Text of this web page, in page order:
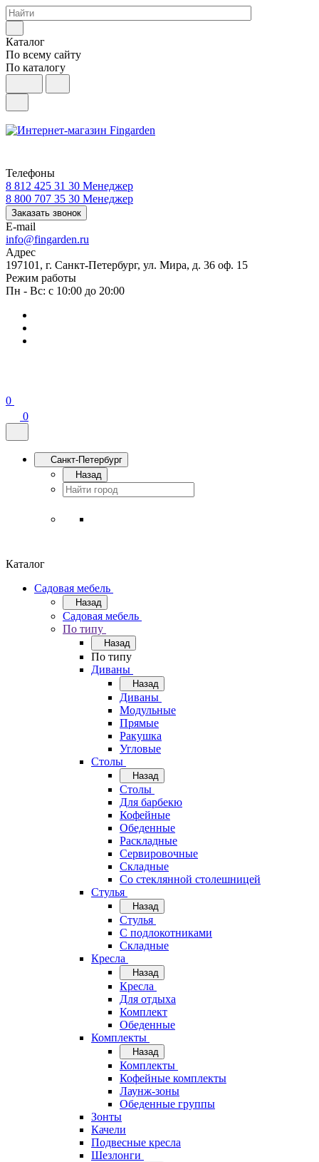
Каталог
По всему сайту
По каталогу
Телефоны
8 812 425 31 30 Менеджер
8 800 707 35 30 Менеджер
Заказать звонок
E-mail
info@fingarden.ru
Адрес
197101, г. Санкт-Петербург, ул. Мира, д. 36 оф. 15
Режим работы
Пн - Вс: с 10:00 до 20:00
0
0
Санкт-Петербург
Назад
Каталог
Садовая мебель
Назад
Садовая мебель
По типу
Назад
По типу
Диваны
Назад
Диваны
Модульные
Прямые
Ракушка
Угловые
Столы
Назад
Столы
Для барбекю
Кофейные
Обеденные
Раскладные
Сервировочные
Складные
Со стеклянной столешницей
Стулья
Назад
Стулья
С подлокотниками
Складные
Кресла
Назад
Кресла
Для отдыха
Комплект
Обеденные
Комплекты
Назад
Комплекты
Кофейные комплекты
Лаунж-зоны
Обеденные группы
Зонты
Качели
Подвесные кресла
Шезлонги